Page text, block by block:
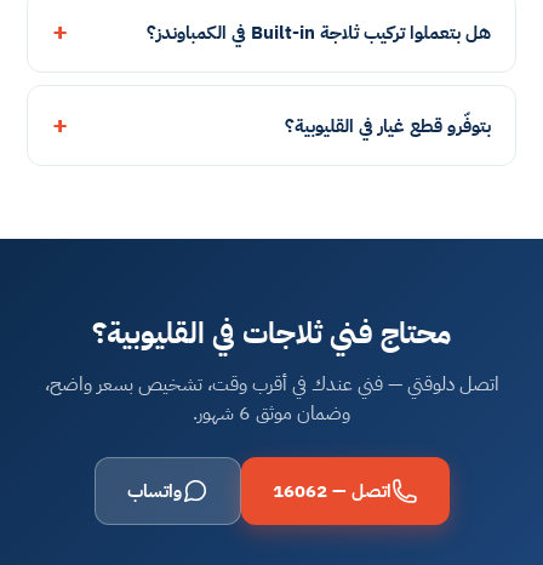
هل بتعملوا تركيب ثلاجة Built-in في الكمباوندز؟
بتوفّرو قطع غيار في القليوبية؟
محتاج فني ثلاجات في القليوبية؟
اتصل دلوقتي — فني عندك في أقرب وقت، تشخيص بسعر واضح،
وضمان موثق 6 شهور.
اتصل — 16062 واتساب